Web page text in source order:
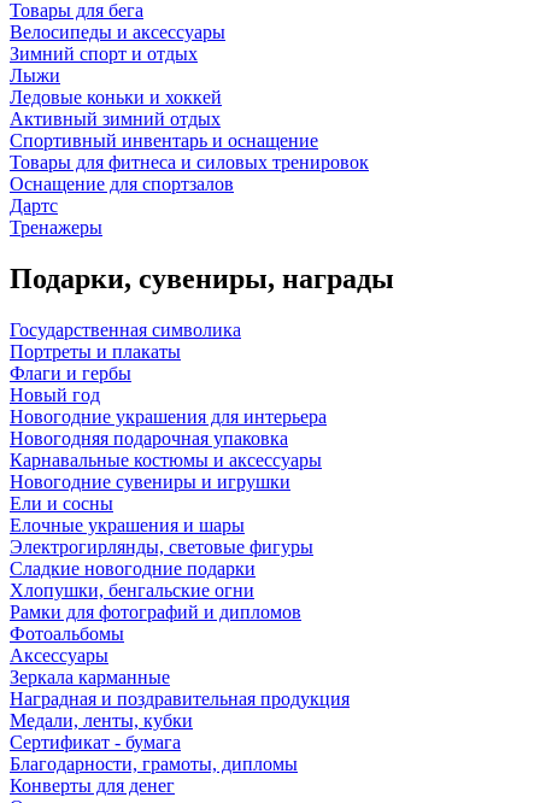
Товары для бега
Велосипеды и аксессуары
Зимний спорт и отдых
Лыжи
Ледовые коньки и хоккей
Активный зимний отдых
Спортивный инвентарь и оснащение
Товары для фитнеса и силовых тренировок
Оснащение для спортзалов
Дартс
Тренажеры
Подарки, сувениры, награды
Государственная символика
Портреты и плакаты
Флаги и гербы
Новый год
Новогодние украшения для интерьера
Новогодняя подарочная упаковка
Карнавальные костюмы и аксессуары
Новогодние сувениры и игрушки
Ели и сосны
Елочные украшения и шары
Электрогирлянды, световые фигуры
Сладкие новогодние подарки
Хлопушки, бенгальские огни
Рамки для фотографий и дипломов
Фотоальбомы
Аксессуары
Зеркала карманные
Наградная и поздравительная продукция
Медали, ленты, кубки
Сертификат - бумага
Благодарности, грамоты, дипломы
Конверты для денег